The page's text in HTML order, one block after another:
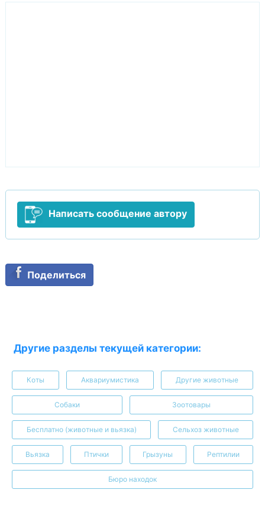
Написать сообщение автору
Поделиться
Другие разделы текущей категории:
Коты Аквариумистика Другие животные
Собаки Зоотовары
Бесплатно (животные и вьязка) Сельхоз животные
Вьязка Птички Грызуны Рептилии
Бюро находок